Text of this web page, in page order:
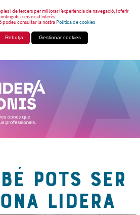
i de tercers per millorar l’experiència de navegació, i oferir
i serveis d’interès.
podeu consultar la nostraPolítica de cookies
Rebutja Gestionar cookies
POTS SER
LIDERA